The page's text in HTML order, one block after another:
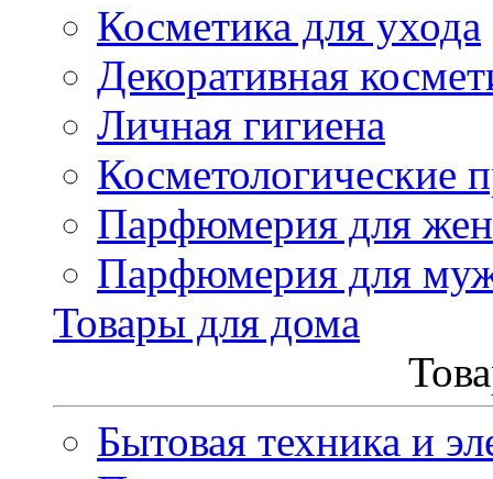
Косметика для ухода
Декоративная
Личная гигиена
Косметологические
Парфюмерия для
Парфюмерия для
Товары для дома
Бытовая техника и